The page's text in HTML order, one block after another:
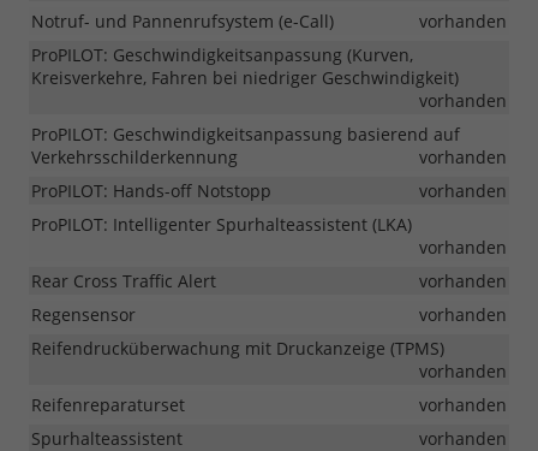
Notruf- und Pannenrufsystem (e-Call)
vorhanden
ProPILOT: Geschwindigkeitsanpassung (Kurven,
Kreisverkehre, Fahren bei niedriger Geschwindigkeit)
vorhanden
ProPILOT: Geschwindigkeitsanpassung basierend auf
Verkehrsschilderkennung
vorhanden
ProPILOT: Hands-off Notstopp
vorhanden
ProPILOT: Intelligenter Spurhalteassistent (LKA)
vorhanden
Rear Cross Traffic Alert
vorhanden
Regensensor
vorhanden
Reifendrucküberwachung mit Druckanzeige (TPMS)
vorhanden
Reifenreparaturset
vorhanden
Spurhalteassistent
vorhanden